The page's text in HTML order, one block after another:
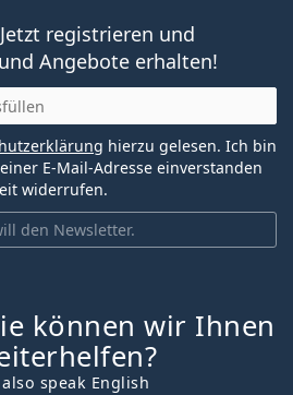
registrieren und
Angebote erhalten!
den Newsletter.
hierzu gelesen. Ich bin
E-Mail-Adresse einverstanden
widerrufen.
können wir Ihnen
also speak English